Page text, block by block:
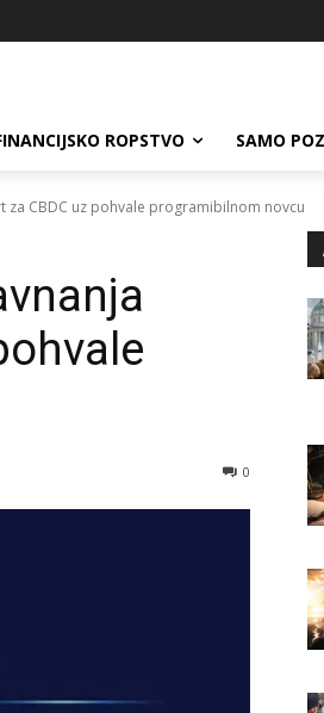
ROPSTVO SAMO
CBDC uz pohvale programibilnom novcu
0